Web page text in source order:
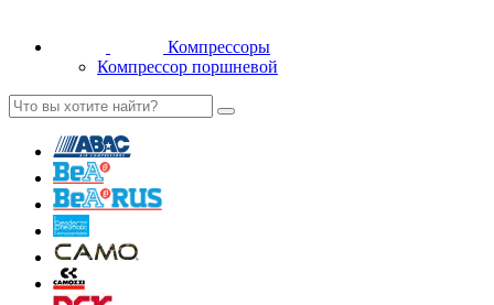
Компрессоры
Компрессор поршневой